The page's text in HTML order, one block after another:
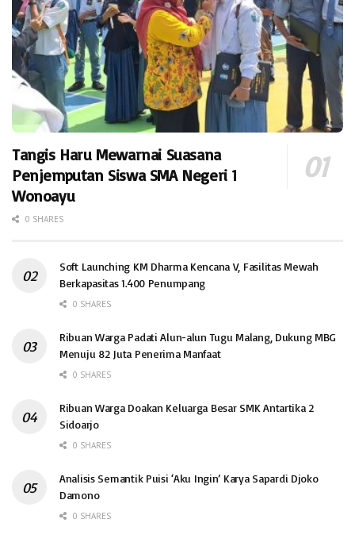
Tangis Haru Mewarnai Suasana
Penjemputan Siswa SMA Negeri 1
Wonoayu
0 SHARES
Soft Launching KM Dharma Kencana V, Fasilitas Mewah
Berkapasitas 1.400 Penumpang
0 SHARES
Ribuan Warga Padati Alun-alun Tugu Malang, Dukung MBG
Menuju 82 Juta Penerima Manfaat
0 SHARES
Ribuan Warga Doakan Keluarga Besar SMK Antartika 2
Sidoarjo
0 SHARES
Analisis Semantik Puisi ‘Aku Ingin’ Karya Sapardi Djoko
Damono
0 SHARES